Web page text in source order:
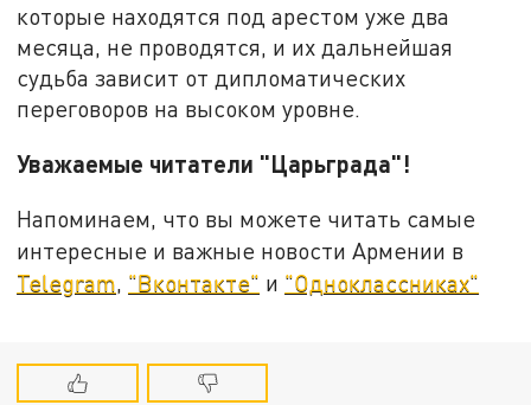
которые находятся под арестом уже два
месяца, не проводятся, и их дальнейшая
судьба зависит от дипломатических
переговоров на высоком уровне.
Уважаемые читатели "Царьграда"!
Напоминаем, что вы можете читать самые
интересные и важные новости Армении в
Telegram, "Вконтакте" и "Одноклассниках"